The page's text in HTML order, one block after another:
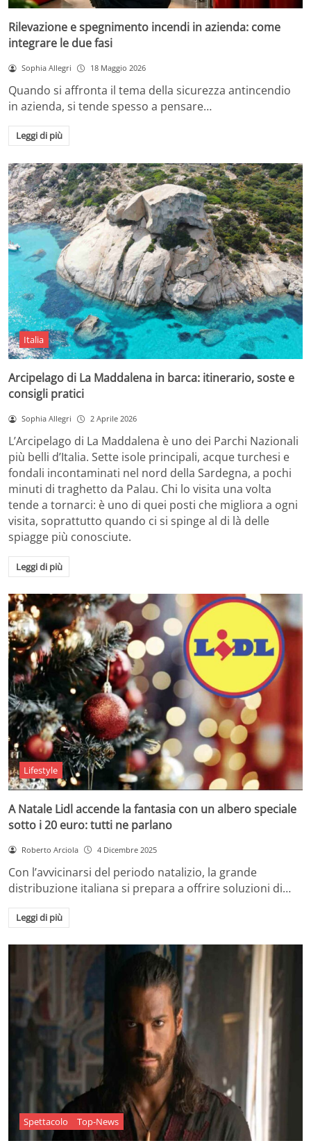
Rilevazione e spegnimento incendi in azienda: come
integrare le due fasi
Sophia Allegri 18 Maggio 2026
Quando si affronta il tema della sicurezza antincendio
in azienda, si tende spesso a pensare…
Leggi di più
Italia
Arcipelago di La Maddalena in barca: itinerario, soste e
consigli pratici
Sophia Allegri 2 Aprile 2026
L’Arcipelago di La Maddalena è uno dei Parchi Nazionali
più belli d’Italia. Sette isole principali, acque turchesi e
fondali incontaminati nel nord della Sardegna, a pochi
minuti di traghetto da Palau. Chi lo visita una volta
tende a tornarci: è uno di quei posti che migliora a ogni
visita, soprattutto quando ci si spinge al di là delle
spiagge più conosciute.
Leggi di più
Lifestyle
A Natale Lidl accende la fantasia con un albero speciale
sotto i 20 euro: tutti ne parlano
Roberto Arciola 4 Dicembre 2025
Con l’avvicinarsi del periodo natalizio, la grande
distribuzione italiana si prepara a offrire soluzioni di…
Leggi di più
Spettacolo Top-News